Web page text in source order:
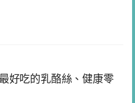
好吃的乳酪絲、健康零